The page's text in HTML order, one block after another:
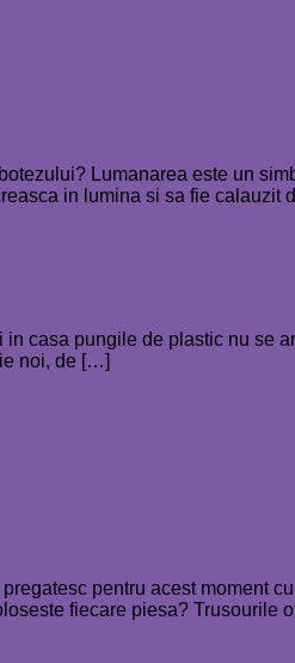
Lumanarea este un
in lumina si sa fie calauzit
casa pungile de plastic nu se
noi, de […]
pentru acest moment
fiecare piesa? Trusourile